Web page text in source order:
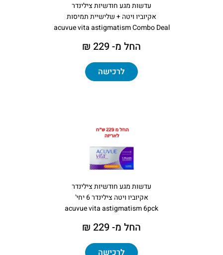
עדשות מגע חודשיות צילינדר
אקיוביו ויטה + שלישיית תמיסות
acuvue vita astigmatism Combo Deal
החל מ- 229 ₪
לרכישה
עדשות מגע חודשיות צילינדר
אקיוביו ויטה צילינדר 6 יחי'
acuvue vita astigmatism 6pck
החל מ- 229 ₪